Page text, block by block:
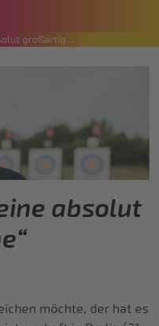
großartig…
absolut
möchte, der hat es